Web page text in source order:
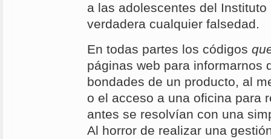
a las adolescentes del
verdadera cualquier falsedad.
En todas partes los códigos
páginas web para informarnos
bondades de un producto, al
o el acceso a una oficina para
antes se resolvían con una
Al horror de realizar una